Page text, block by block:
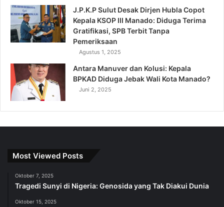
J.P.K.P Sulut Desak Dirjen Hubla Copot
Kepala KSOP III Manado: Diduga Terima
Gratifikasi, SPB Terbit Tanpa
Pemeriksaan
Agustus 1, 2025
Antara Manuver dan Kolusi: Kepala
BPKAD Diduga Jebak Wali Kota Manado?
Juni 2, 2025
Most Viewed Posts
Oktober 7, 2025
Tragedi Sunyi di Nigeria: Genosida yang Tak Diakui Dunia
Oktober 15, 2025